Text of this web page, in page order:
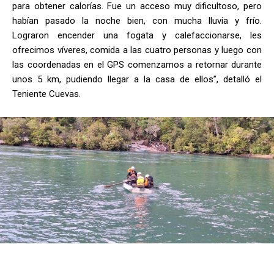
para obtener calorías. Fue un acceso muy dificultoso, pero
habían pasado la noche bien, con mucha lluvia y frío.
Lograron encender una fogata y calefaccionarse, les
ofrecimos víveres, comida a las cuatro personas y luego con
las coordenadas en el GPS comenzamos a retornar durante
unos 5 km, pudiendo llegar a la casa de ellos”, detalló el
Teniente Cuevas.